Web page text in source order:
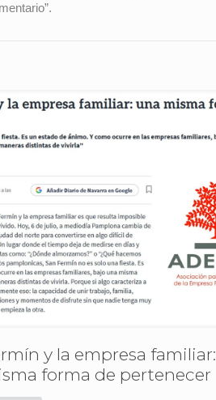
y la empresa familiar:
forma de pertenecer